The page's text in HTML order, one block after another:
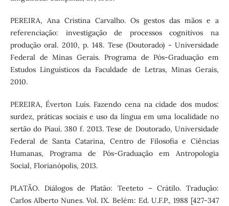
PEREIRA, Ana Cristina Carvalho. Os gestos das mãos e a
referenciação: investigação de processos cognitivos na
produção oral. 2010, p. 148. Tese (Doutorado) - Universidade
Federal de Minas Gerais. Programa de Pós-Graduação em
Estudos Linguísticos da Faculdade de Letras, Minas Gerais,
2010.
PEREIRA, Éverton Luís. Fazendo cena na cidade dos mudos:
surdez, práticas sociais e uso da língua em uma localidade no
sertão do Piauí. 380 f. 2013. Tese de Doutorado, Universidade
Federal de Santa Catarina, Centro de Filosofia e Ciências
Humanas, Programa de Pós-Graduação em Antropologia
Social, Florianópolis, 2013.
PLATÃO. Diálogos de Platão: Teeteto – Crátilo. Tradução:
Carlos Alberto Nunes. Vol. IX. Belém: Ed. U.F.P., 1988 [427-347